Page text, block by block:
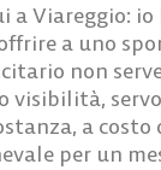
a Viareggio: io
a uno
non
visibilità,
a
per un